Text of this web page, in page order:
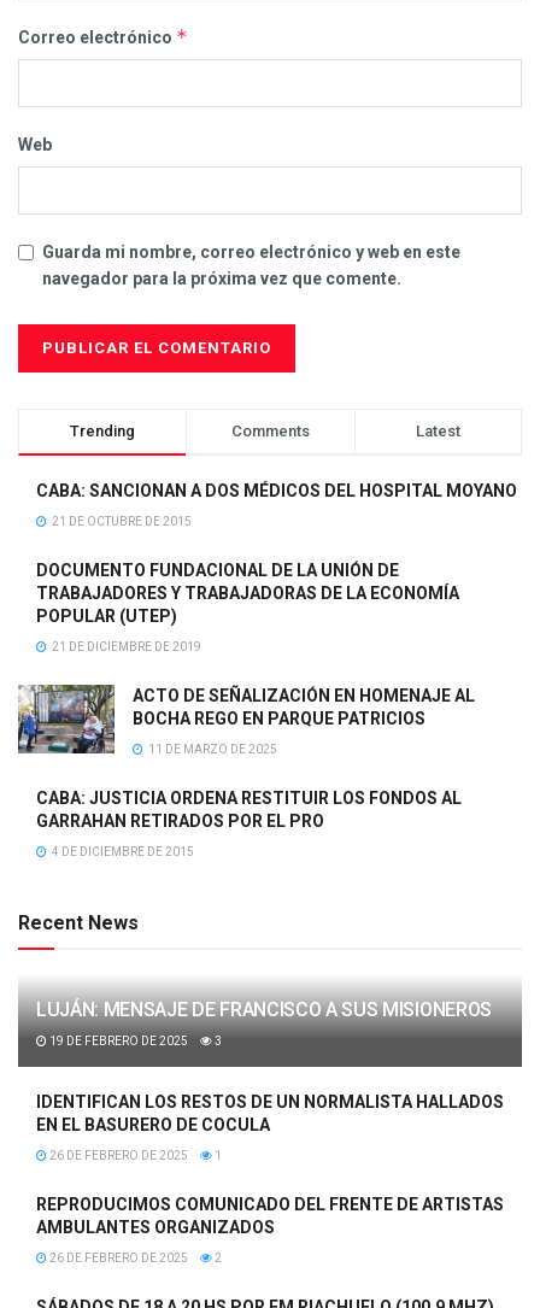
Correo electrónico *
Web
Guarda mi nombre, correo electrónico y web en este
navegador para la próxima vez que comente.
Trending Comments Latest
CABA: SANCIONAN A DOS MÉDICOS DEL HOSPITAL MOYANO
21 DE OCTUBRE DE 2015
DOCUMENTO FUNDACIONAL DE LA UNIÓN DE
TRABAJADORES Y TRABAJADORAS DE LA ECONOMÍA
POPULAR (UTEP)
21 DE DICIEMBRE DE 2019
ACTO DE SEÑALIZACIÓN EN HOMENAJE AL
BOCHA REGO EN PARQUE PATRICIOS
11 DE MARZO DE 2025
CABA: JUSTICIA ORDENA RESTITUIR LOS FONDOS AL
GARRAHAN RETIRADOS POR EL PRO
4 DE DICIEMBRE DE 2015
Recent News
LUJÁN: MENSAJE DE FRANCISCO A SUS MISIONEROS
19 DE FEBRERO DE 2025 3
IDENTIFICAN LOS RESTOS DE UN NORMALISTA HALLADOS
EN EL BASURERO DE COCULA
26 DE FEBRERO DE 2025 1
REPRODUCIMOS COMUNICADO DEL FRENTE DE ARTISTAS
AMBULANTES ORGANIZADOS
26 DE FEBRERO DE 2025 2